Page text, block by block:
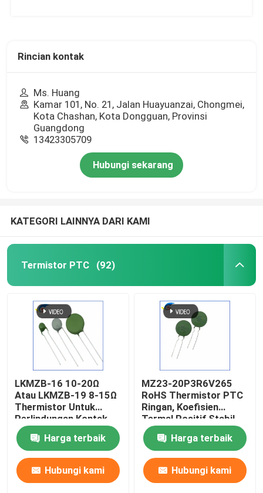
Rincian kontak
Ms. Huang
Kamar 101, No. 21, Jalan Huayuanzai, Chongmei,
Kota Chashan, Kota Dongguan, Provinsi
Guangdong
13423305709
Hubungi sekarang
KATEGORI LAINNYA DARI KAMI
Termistor PTC (92)
LKMZB-16 10-20Ω
Atau LKMZB-19 8-15Ω
Thermistor Untuk
Perlindungan Kontak
Relay Tipe PTC
Thermistor Multi-
Purpose Heat-Resista
Harga terbaik
Hubungi kami
MZ23-20P3R6V265
RoHS Thermistor PTC
Ringan, Koefisien
Termal Positif Stabil
Thermistor Untuk
Perlindungan
Overcurrent
Harga terbaik
Hubungi kami